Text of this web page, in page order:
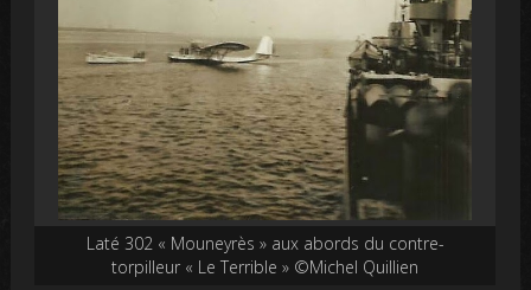
Laté 302 « Mouneyrès » aux abords du contre-
torpilleur « Le Terrible » ©Michel Quillien